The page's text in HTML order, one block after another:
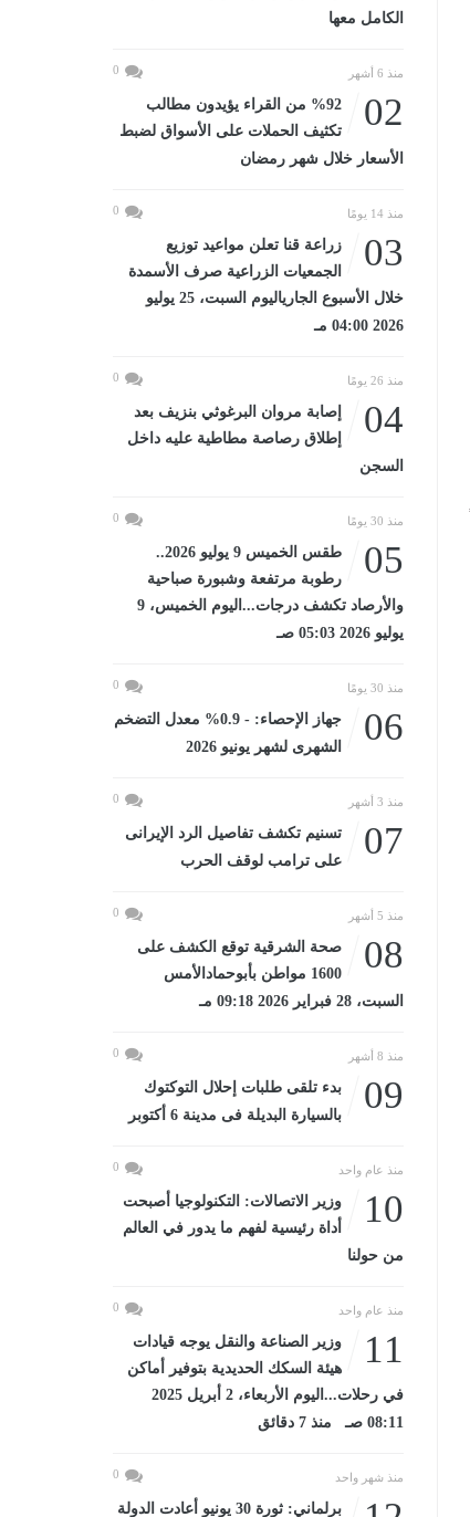
الكامل معها
منذ 6 أشهر 0
02
%92 من القراء يؤيدون مطالب
تكثيف الحملات على الأسواق لضبط
الأسعار خلال شهر رمضان
منذ 14 يومًا 0
03
زراعة قنا تعلن مواعيد توزيع
الجمعيات الزراعية صرف الأسمدة
خلال الأسبوع الجارياليوم السبت، 25 يوليو
2026 04:00 مـ
منذ 26 يومًا 0
04
إصابة مروان البرغوثي بنزيف بعد
إطلاق رصاصة مطاطية عليه داخل
السجن
منذ 30 يومًا 0
05
طقس الخميس 9 يوليو 2026..
رطوبة مرتفعة وشبورة صباحية
والأرصاد تكشف درجات...اليوم الخميس، 9
يوليو 2026 05:03 صـ
منذ 30 يومًا 0
06
جهاز الإحصاء: - 0.9% معدل التضخم
الشهرى لشهر يونيو 2026
منذ 3 أشهر 0
07
تسنيم تكشف تفاصيل الرد الإيرانى
على ترامب لوقف الحرب
منذ 5 أشهر 0
08
صحة الشرقية توقع الكشف على
1600 مواطن بأبوحمادالأمس
السبت، 28 فبراير 2026 09:18 مـ
منذ 8 أشهر 0
09
بدء تلقى طلبات إحلال التوكتوك
بالسيارة البديلة فى مدينة 6 أكتوبر
منذ عام واحد 0
10
وزير الاتصالات: التكنولوجيا أصبحت
أداة رئيسية لفهم ما يدور في العالم
من حولنا
منذ عام واحد 0
11
وزير الصناعة والنقل يوجه قيادات
هيئة السكك الحديدية بتوفير أماكن
في رحلات...اليوم الأربعاء، 2 أبريل 2025
08:11 صـ منذ 7 دقائق
منذ شهر واحد 0
برلماني: ثورة 30 يونيو أعادت الدولة